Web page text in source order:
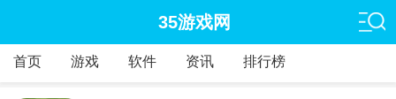
35游戏网
首页 游戏 软件 资讯 排行榜